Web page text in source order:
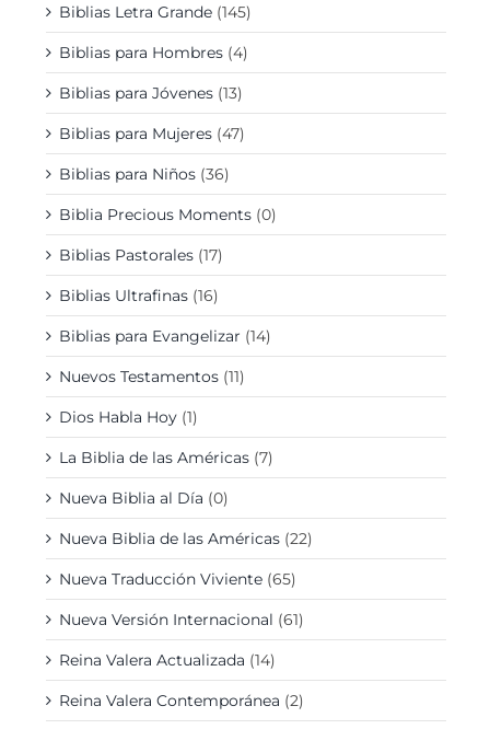
Biblias Letra Grande (145)
Biblias para Hombres (4)
Biblias para Jóvenes (13)
Biblias para Mujeres (47)
Biblias para Niños (36)
Biblia Precious Moments (0)
Biblias Pastorales (17)
Biblias Ultrafinas (16)
Biblias para Evangelizar (14)
Nuevos Testamentos (11)
Dios Habla Hoy (1)
La Biblia de las Américas (7)
Nueva Biblia al Día (0)
Nueva Biblia de las Américas (22)
Nueva Traducción Viviente (65)
Nueva Versión Internacional (61)
Reina Valera Actualizada (14)
Reina Valera Contemporánea (2)